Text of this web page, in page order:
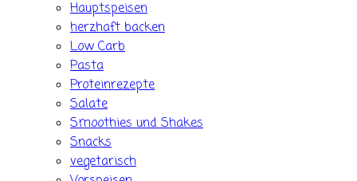
Hauptspeisen
herzhaft backen
Low Carb
Pasta
Proteinrezepte
Salate
Smoothies und Shakes
Snacks
vegetarisch